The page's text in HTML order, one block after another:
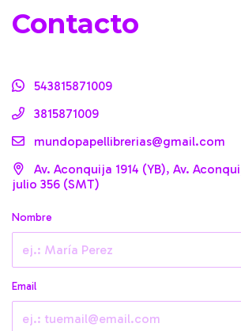
Contacto
543815871009
3815871009
mundopapellibrerias@gmail.com
Av. Aconquija 1914 (YB), Av.
julio 356 (SMT)
Nombre
Email